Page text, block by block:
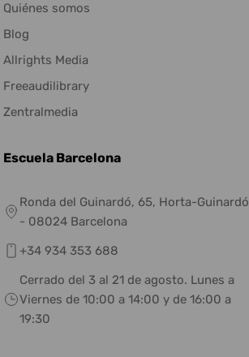
Quiénes somos
Blog
Allrights Media
Freeaudilibrary
Zentralmedia
Escuela Barcelona
Ronda del Guinardó, 65, Horta-Guinardó
- 08024 Barcelona
+34 934 353 688
Cerrado del 3 al 21 de agosto. Lunes a
Viernes de 10:00 a 14:00 y de 16:00 a
19:30